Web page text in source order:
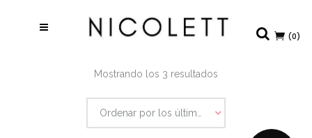
(0)
Mostrando los 3 resultados
por